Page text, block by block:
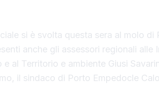
si è svolta questa sera al molo
anche gli assessori regionali alle
e al Territorio e ambiente Giusi
il sindaco di Porto Empedocle